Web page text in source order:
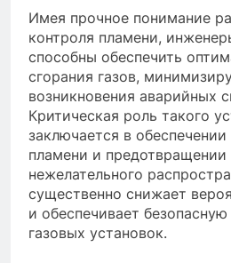
Имея прочное понимание
контроля пламени,
способны обеспечить
сгорания газов,
возникновения аварийных
Критическая роль такого
заключается в
пламени и предотвращении
нежелательного
существенно снижает
и обеспечивает
газовых установок.